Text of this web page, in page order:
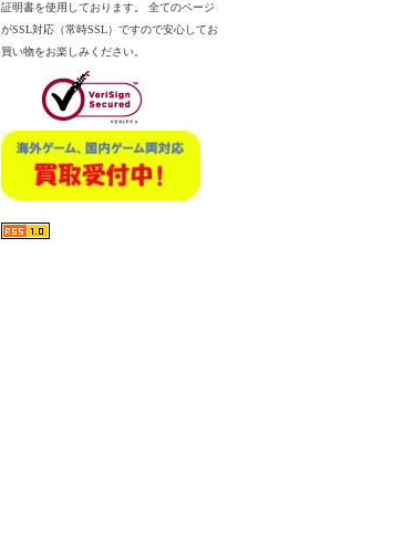
証明書を使用しております。 全てのページ
がSSL対応（常時SSL）ですので安心してお
買い物をお楽しみください。